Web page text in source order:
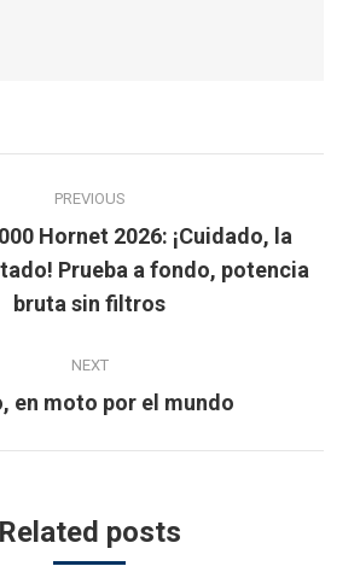
PREVIOUS
Previous
post:
Hornet 2026: ¡Cuidado, la
Prueba a fondo, potencia
bruta sin filtros
NEXT
Next
en moto por el mundo
Related posts